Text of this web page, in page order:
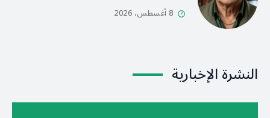
8 أغسطس، 2026
النشرة الإخبارية